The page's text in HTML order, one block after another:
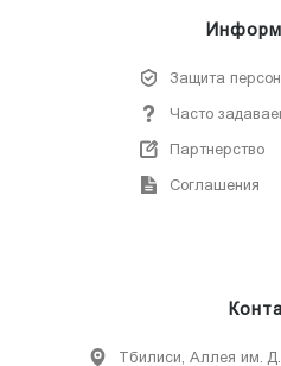
Защита
Часто
Партнерство
Соглашения
Тбилиси, Аллея им.